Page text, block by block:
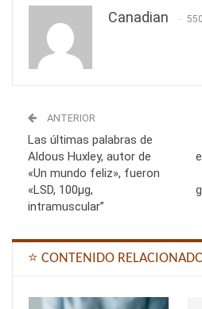
Canadian
ANTERIOR
Las últimas palabras de
Aldous Huxley, autor de
«Un mundo feliz», fueron
«LSD, 100µg,
intramuscular”
⭐ CONTENIDO